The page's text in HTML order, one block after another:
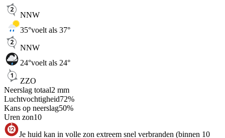
NNW
35°voelt als 37°
NNW
24°voelt als 24°
ZZO
Neerslag totaal2 mm
Luchtvochtigheid72%
Kans op neerslag50%
Uren zon10
Je huid kan in volle zon extreem snel verbranden (binnen 10